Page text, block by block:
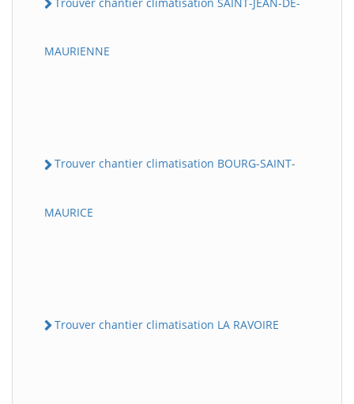
MAURIENNE
Trouver chantier climatisation BOURG-SAINT-
MAURICE
Trouver chantier climatisation LA RAVOIRE